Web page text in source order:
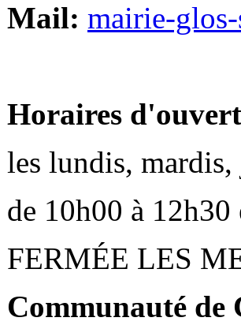
Mail: mairie-
Horaires
les lundis,
de 10h00 à
FERMÉE LES
Communauté de